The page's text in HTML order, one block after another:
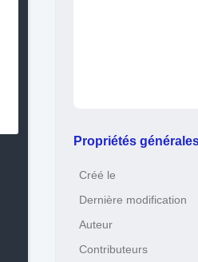
Propriétés
Créé le
Dernière modification
Auteur
Contributeurs